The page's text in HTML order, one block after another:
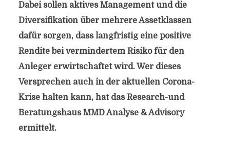
Dabei sollen aktives Management und die
Diversifikation über mehrere Assetklassen
dafür sorgen, dass langfristig eine positive
Rendite bei vermindertem Risiko für den
Anleger erwirtschaftet wird. Wer dieses
Versprechen auch in der aktuellen Corona-
Krise halten kann, hat das Research-und
Beratungshaus MMD Analyse & Advisory
ermittelt.